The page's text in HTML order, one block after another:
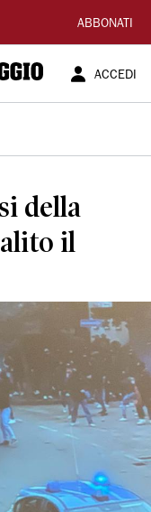
ABBONATI
ACCEDI
della
il